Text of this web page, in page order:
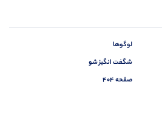
لوگوها
شگفت انگیز شو
صفحه 404